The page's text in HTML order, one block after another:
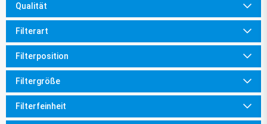
Qualität
Filterart
Filterposition
Filtergröße
Filterfeinheit